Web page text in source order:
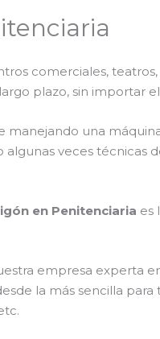
comerciales,
plazo, sin importar
manejando una
veces técnicas
en Penitenciaria es
empresa experta
la más sencilla